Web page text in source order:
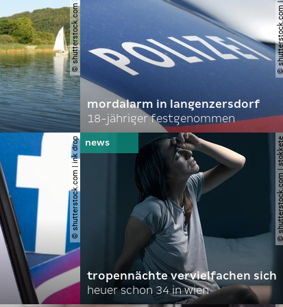
mordalarm in langenzersdorf
18-jähriger festgenommen
© shutterstock.com | ink drop © shutterstock.com | stokkete
tropennächte vervielfachen sich
heuer schon 34 in wien